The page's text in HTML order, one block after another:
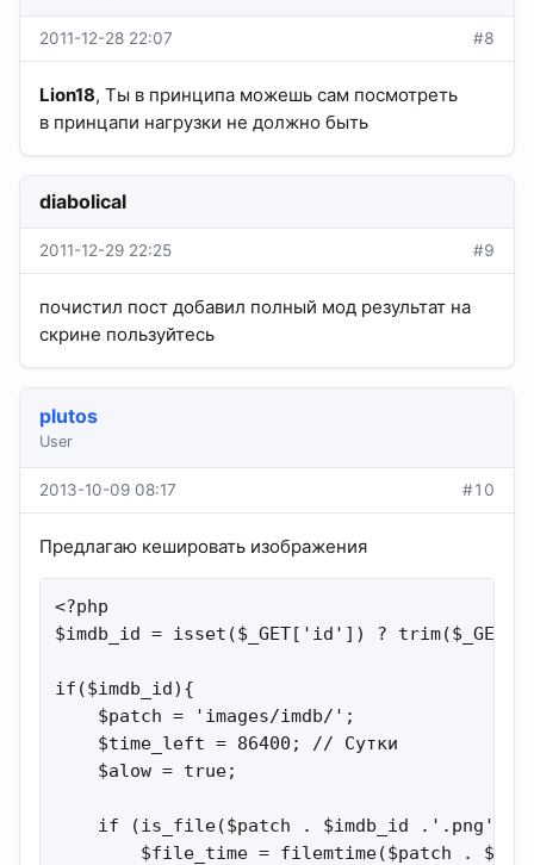
2011-12-28 22:07 #8
Lion18, Ты в принципа можешь сам посмотреть
в принцапи нагрузки не должно быть
diabolical
2011-12-29 22:25 #9
почистил пост добавил полный мод результат на
скрине пользуйтесь
plutos
User
2013-10-09 08:17 #10
Предлагаю кешировать изображения
<?php
$imdb_id = isset($_GET['id']) ?
if($imdb_id){
    $patch = 'images/imdb/';
    $time_left = 86400; // Сутки
    $alow = true;
if (is_file($patch . $imdb_id .'.png'))
$file_time = filemtime($patch .